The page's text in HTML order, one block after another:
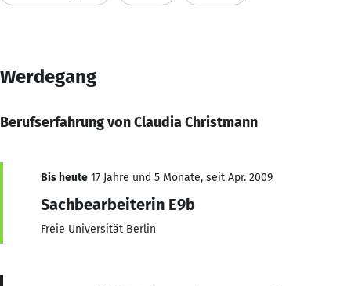
Werdegang
Berufserfahrung von Claudia Christmann
Bis heute 17 Jahre und 5 Monate, seit Apr. 2009
Sachbearbeiterin E9b
Freie Universität Berlin